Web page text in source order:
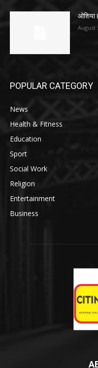
ओशिया
August
POPULAR CATEGORY
News
Health & Fitness
Education
Sport
Social Work
Religion
Entertainment
Business